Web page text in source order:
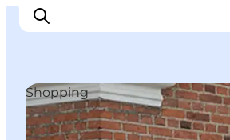
Erleben
Shopping